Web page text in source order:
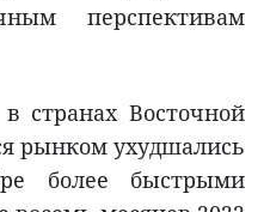
перспективам
странах Восточной
рынком ухудшались
более быстрыми